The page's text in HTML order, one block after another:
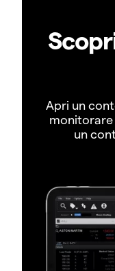
Apri un
monitorare
un